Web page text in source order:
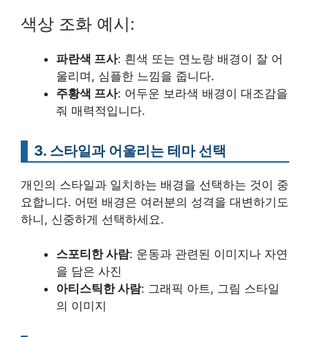
색상 조화 예시:
파란색 프사: 흰색 또는 연노랑 배경이 잘 어
울리며, 심플한 느낌을 줍니다.
주황색 프사: 어두운 보라색 배경이 대조감을
줘 매력적입니다.
3. 스타일과 어울리는 테마 선택
개인의 스타일과 일치하는 배경을 선택하는 것이 중
요합니다. 어떤 배경은 여러분의 성격을 대변하기도
하니, 신중하게 선택하세요.
스포티한 사람: 운동과 관련된 이미지나 자연
을 담은 사진
아티스틱한 사람: 그래픽 아트, 그림 스타일
의 이미지